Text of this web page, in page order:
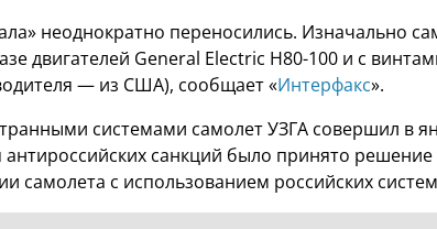
неоднократно переносились. Изначально
двигателей General Electric H80-100 и с
— из США), сообщает «Интерфакс».
системами самолет УЗГА совершил в
антироссийских санкций было принято решение
самолета с использованием российских